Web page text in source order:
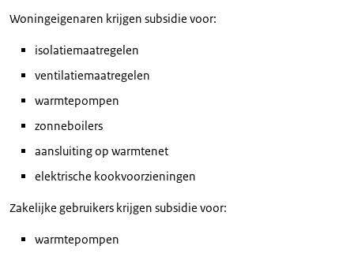
Woningeigenaren krijgen subsidie voor:
isolatiemaatregelen
ventilatiemaatregelen
warmtepompen
zonneboilers
aansluiting op warmtenet
elektrische kookvoorzieningen
Zakelijke gebruikers krijgen subsidie voor:
warmtepompen